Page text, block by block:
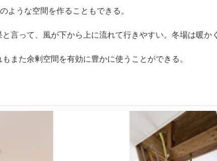
ような空間を作ることもできる。
言って、風が下から上に流れて行きやすい。冬場は暖か
また余剰空間を有効に豊かに使うことができる。